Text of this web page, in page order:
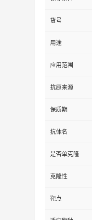
货号
用途
应用范围
抗原来源
保质期
抗体名
是否单克隆
克隆性
靶点